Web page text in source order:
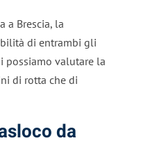
a Brescia, la
di entrambi gli
possiamo valutare la
di rotta che di
da